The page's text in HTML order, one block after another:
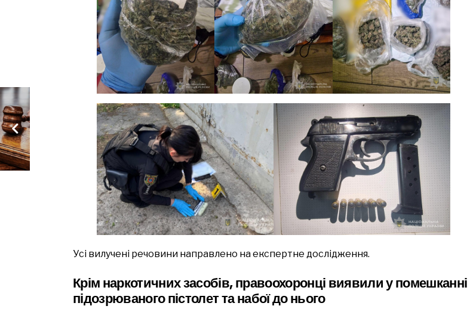
Усі вилучені речовини направлено на експертне дослідження.
Крім наркотичних засобів, правоохоронці виявили у помешканні
підозрюваного пістолет та набої до нього